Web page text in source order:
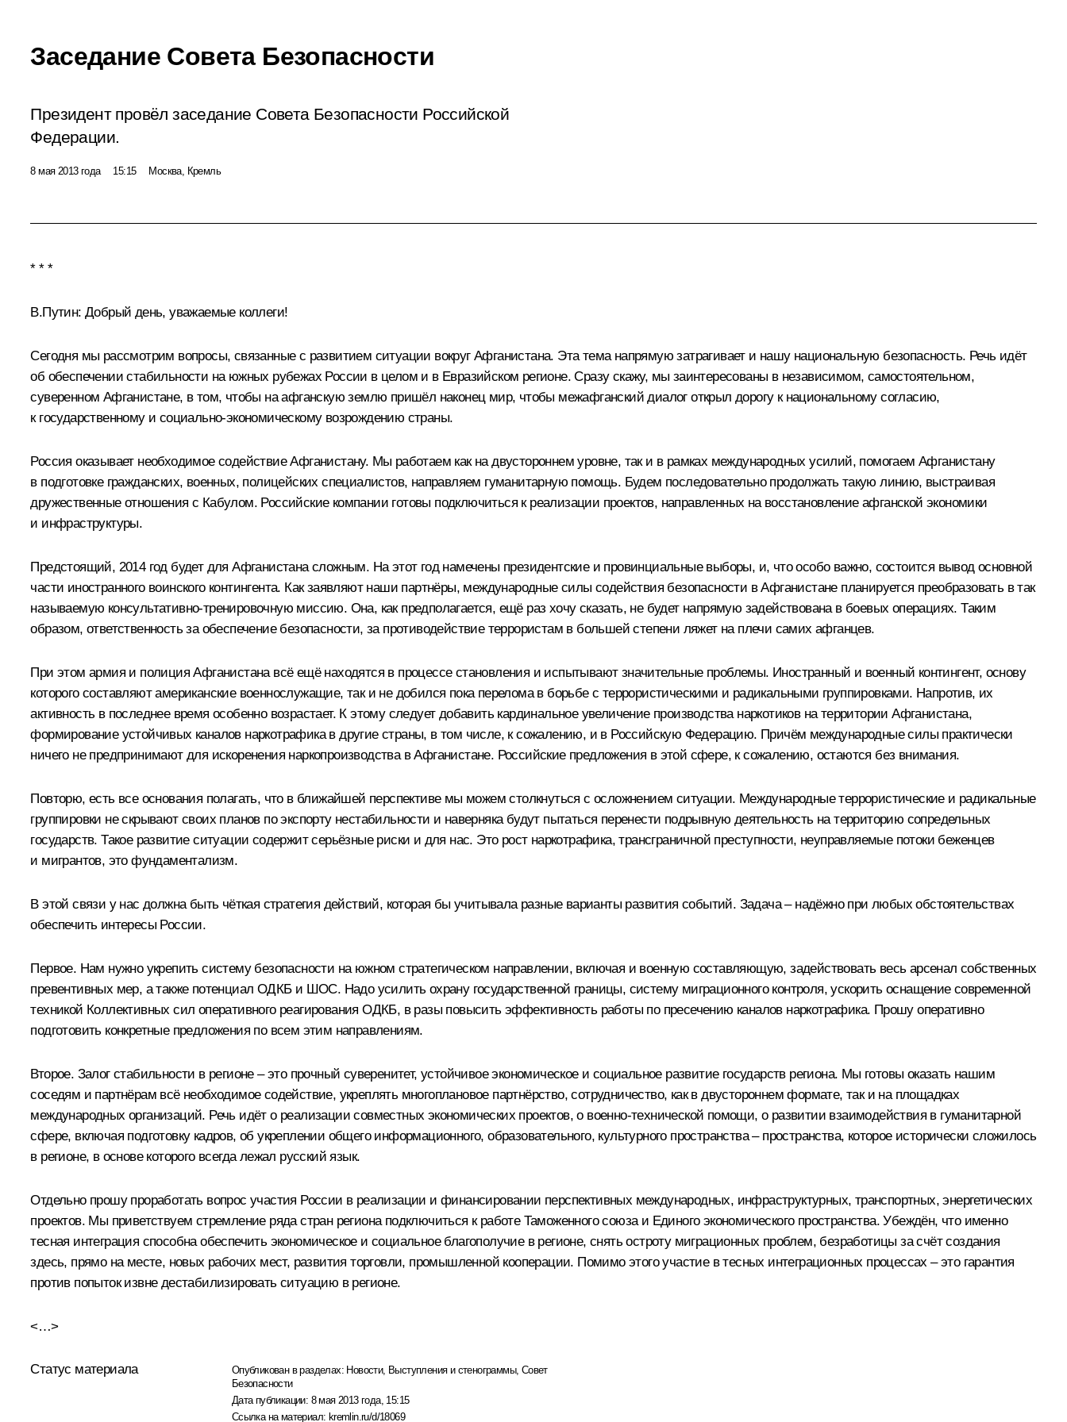
Заседание Совета Безопасности
Президент провёл заседание Совета Безопасности Российской
Федерации.
8 мая 2013 года 15:15 Москва, Кремль
* * *
В.Путин: Добрый день, уважаемые коллеги!
Сегодня мы рассмотрим вопросы, связанные с развитием ситуации вокруг Афганистана. Эта тема напрямую затрагивает и нашу национальную безопасность. Речь идёт
об обеспечении стабильности на южных рубежах России в целом и в Евразийском регионе. Сразу скажу, мы заинтересованы в независимом, самостоятельном,
суверенном Афганистане, в том, чтобы на афганскую землю пришёл наконец мир, чтобы межафганский диалог открыл дорогу к национальному согласию,
к государственному и социально-экономическому возрождению страны.
Россия оказывает необходимое содействие Афганистану. Мы работаем как на двустороннем уровне, так и в рамках международных усилий, помогаем Афганистану
в подготовке гражданских, военных, полицейских специалистов, направляем гуманитарную помощь. Будем последовательно продолжать такую линию, выстраивая
дружественные отношения с Кабулом. Российские компании готовы подключиться к реализации проектов, направленных на восстановление афганской экономики
и инфраструктуры.
Предстоящий, 2014 год будет для Афганистана сложным. На этот год намечены президентские и провинциальные выборы, и, что особо важно, состоится вывод основной
части иностранного воинского контингента. Как заявляют наши партнёры, международные силы содействия безопасности в Афганистане планируется преобразовать в так
называемую консультативно-тренировочную миссию. Она, как предполагается, ещё раз хочу сказать, не будет напрямую задействована в боевых операциях. Таким
образом, ответственность за обеспечение безопасности, за противодействие террористам в большей степени ляжет на плечи самих афганцев.
При этом армия и полиция Афганистана всё ещё находятся в процессе становления и испытывают значительные проблемы. Иностранный и военный контингент, основу
которого составляют американские военнослужащие, так и не добился пока перелома в борьбе с террористическими и радикальными группировками. Напротив, их
активность в последнее время особенно возрастает. К этому следует добавить кардинальное увеличение производства наркотиков на территории Афганистана,
формирование устойчивых каналов наркотрафика в другие страны, в том числе, к сожалению, и в Российскую Федерацию. Причём международные силы практически
ничего не предпринимают для искоренения наркопроизводства в Афганистане. Российские предложения в этой сфере, к сожалению, остаются без внимания.
Повторю, есть все основания полагать, что в ближайшей перспективе мы можем столкнуться с осложнением ситуации. Международные террористические и радикальные
группировки не скрывают своих планов по экспорту нестабильности и наверняка будут пытаться перенести подрывную деятельность на территорию сопредельных
государств. Такое развитие ситуации содержит серьёзные риски и для нас. Это рост наркотрафика, трансграничной преступности, неуправляемые потоки беженцев
и мигрантов, это фундаментализм.
В этой связи у нас должна быть чёткая стратегия действий, которая бы учитывала разные варианты развития событий. Задача – надёжно при любых обстоятельствах
обеспечить интересы России.
Первое. Нам нужно укрепить систему безопасности на южном стратегическом направлении, включая и военную составляющую, задействовать весь арсенал собственных
превентивных мер, а также потенциал ОДКБ и ШОС. Надо усилить охрану государственной границы, систему миграционного контроля, ускорить оснащение современной
техникой Коллективных сил оперативного реагирования ОДКБ, в разы повысить эффективность работы по пресечению каналов наркотрафика. Прошу оперативно
подготовить конкретные предложения по всем этим направлениям.
Второе. Залог стабильности в регионе – это прочный суверенитет, устойчивое экономическое и социальное развитие государств региона. Мы готовы оказать нашим
соседям и партнёрам всё необходимое содействие, укреплять многоплановое партнёрство, сотрудничество, как в двустороннем формате, так и на площадках
международных организаций. Речь идёт о реализации совместных экономических проектов, о военно-технической помощи, о развитии взаимодействия в гуманитарной
сфере, включая подготовку кадров, об укреплении общего информационного, образовательного, культурного пространства – пространства, которое исторически сложилось
в регионе, в основе которого всегда лежал русский язык.
Отдельно прошу проработать вопрос участия России в реализации и финансировании перспективных международных, инфраструктурных, транспортных, энергетических
проектов. Мы приветствуем стремление ряда стран региона подключиться к работе Таможенного союза и Единого экономического пространства. Убеждён, что именно
тесная интеграция способна обеспечить экономическое и социальное благополучие в регионе, снять остроту миграционных проблем, безработицы за счёт создания
здесь, прямо на месте, новых рабочих мест, развития торговли, промышленной кооперации. Помимо этого участие в тесных интеграционных процессах – это гарантия
против попыток извне дестабилизировать ситуацию в регионе.
<…>
Статус материала Опубликован в разделах: Новости, Выступления и стенограммы, Совет
Безопасности
Дата публикации: 8 мая 2013 года, 15:15
Ссылка на материал: kremlin.ru/d/18069